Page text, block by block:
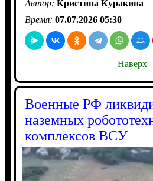
Автор: Кристина Куракина
Время: 07.07.2026 05:30
Наверх
Военные РФ
наземных
комплексов ВСУ